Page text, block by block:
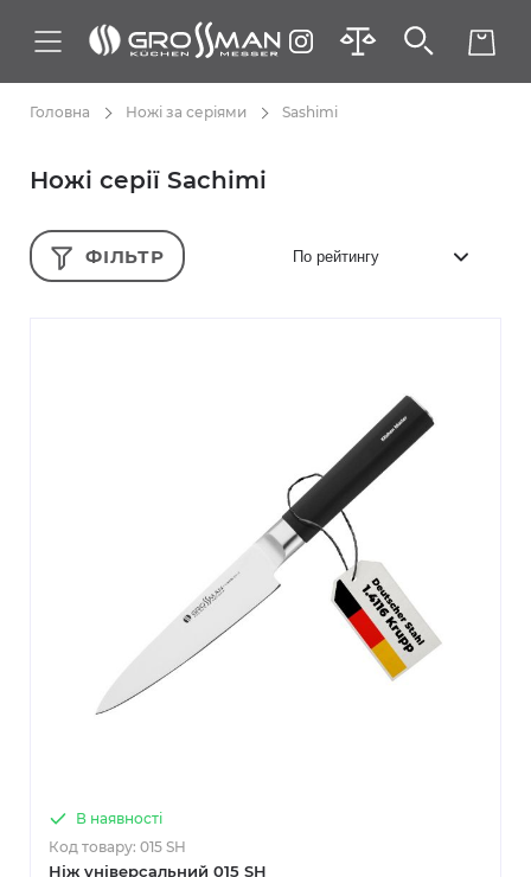
Головна Ножі за серіями Sashimi
Ножі серії Sachimi
Ніж універсальний 015 SH
В наявності
Код товару: 015 SH
ФІЛЬТР